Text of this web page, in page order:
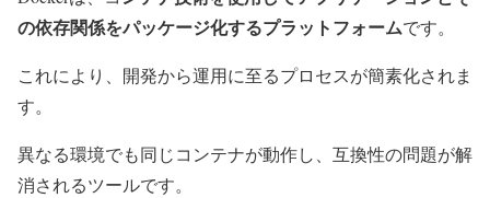
の依存関係をパッケージ化するプラットフォームです。
これにより、開発から運用に至るプロセスが簡素化されま
す。
異なる環境でも同じコンテナが動作し、互換性の問題が解
消されるツールです。